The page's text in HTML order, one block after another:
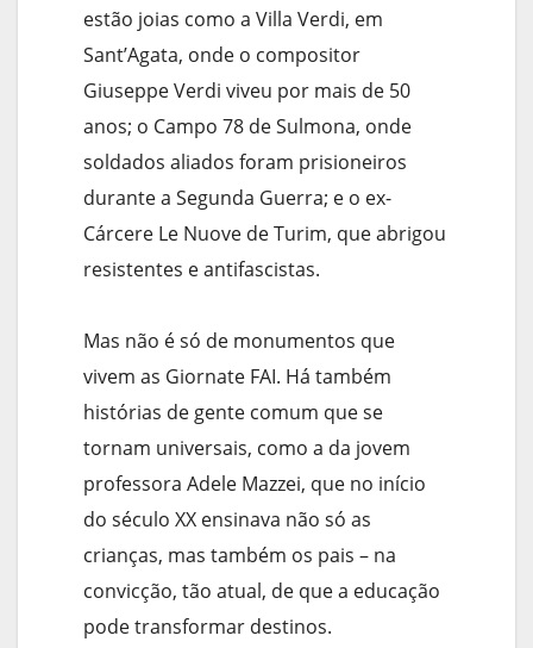
estão joias como a Villa Verdi, em
Sant’Agata, onde o compositor
Giuseppe Verdi viveu por mais de 50
anos; o Campo 78 de Sulmona, onde
soldados aliados foram prisioneiros
durante a Segunda Guerra; e o ex-
Cárcere Le Nuove de Turim, que abrigou
resistentes e antifascistas.
Mas não é só de monumentos que
vivem as Giornate FAI. Há também
histórias de gente comum que se
tornam universais, como a da jovem
professora Adele Mazzei, que no início
do século XX ensinava não só as
crianças, mas também os pais – na
convicção, tão atual, de que a educação
pode transformar destinos.